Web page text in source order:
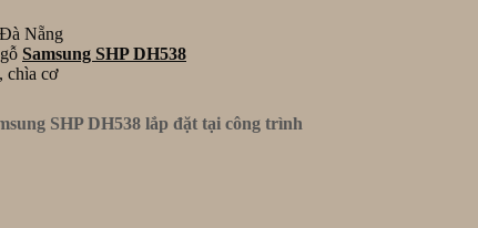
Nẵng
Samsung SHP DH538
chìa cơ
SHP DH538 lắp đặt tại công trình